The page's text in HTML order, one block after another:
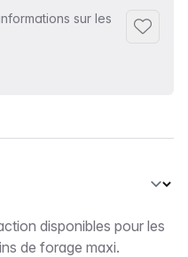
sur les
Ajouter
disponibles pour les
de forage maxi.